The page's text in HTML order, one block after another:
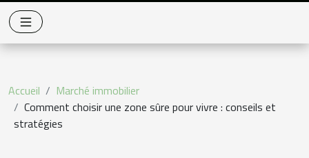
Accueil
Marché immobilier
Comment choisir une zone sûre pour vivre : conseils et
stratégies